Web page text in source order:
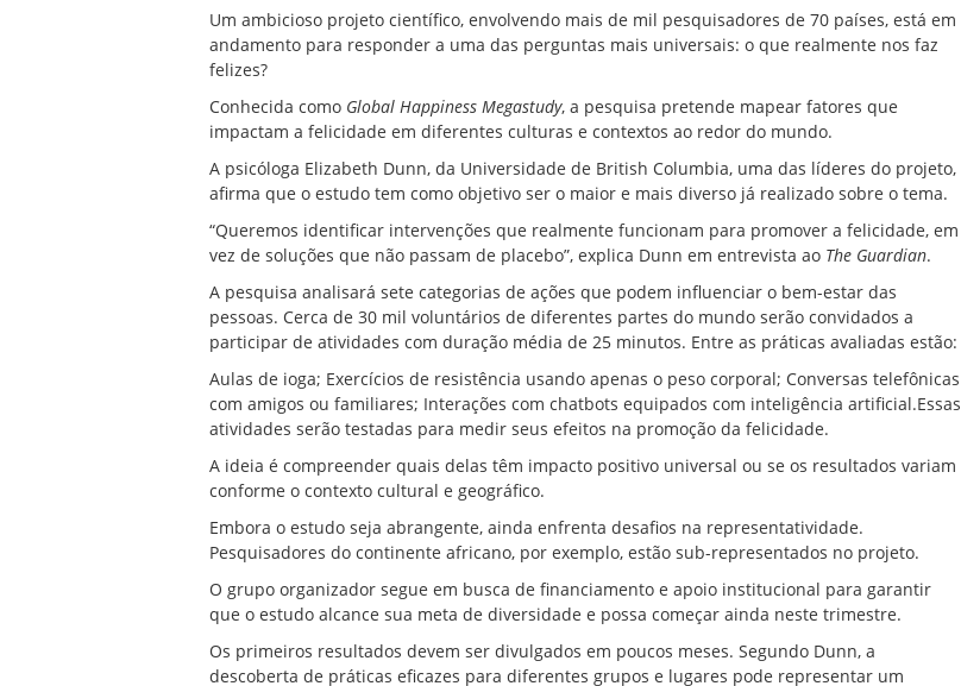
Um ambicioso projeto científico, envolvendo mais de mil pesquisadores de 70 países, está em
andamento para responder a uma das perguntas mais universais: o que realmente nos faz
felizes?
Conhecida como Global Happiness Megastudy, a pesquisa pretende mapear fatores que
impactam a felicidade em diferentes culturas e contextos ao redor do mundo.
A psicóloga Elizabeth Dunn, da Universidade de British Columbia, uma das líderes do projeto,
afirma que o estudo tem como objetivo ser o maior e mais diverso já realizado sobre o tema.
“Queremos identificar intervenções que realmente funcionam para promover a felicidade, em
vez de soluções que não passam de placebo”, explica Dunn em entrevista ao The Guardian.
A pesquisa analisará sete categorias de ações que podem influenciar o bem-estar das
pessoas. Cerca de 30 mil voluntários de diferentes partes do mundo serão convidados a
participar de atividades com duração média de 25 minutos. Entre as práticas avaliadas estão:
Aulas de ioga; Exercícios de resistência usando apenas o peso corporal; Conversas telefônicas
com amigos ou familiares; Interações com chatbots equipados com inteligência artificial.Essas
atividades serão testadas para medir seus efeitos na promoção da felicidade.
A ideia é compreender quais delas têm impacto positivo universal ou se os resultados variam
conforme o contexto cultural e geográfico.
Embora o estudo seja abrangente, ainda enfrenta desafios na representatividade.
Pesquisadores do continente africano, por exemplo, estão sub-representados no projeto.
O grupo organizador segue em busca de financiamento e apoio institucional para garantir
que o estudo alcance sua meta de diversidade e possa começar ainda neste trimestre.
Os primeiros resultados devem ser divulgados em poucos meses. Segundo Dunn, a
descoberta de práticas eficazes para diferentes grupos e lugares pode representar um